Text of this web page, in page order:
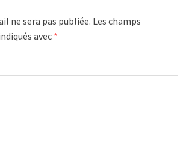
ne sera pas publiée. Les champs
avec *